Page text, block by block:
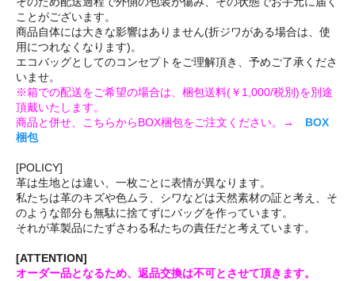
ことがございます。
商品自体には大きな影響はありません(折ジワがある場合は、使
用につれなくなります)。
エコバッグとしてのコンセプトをご理解頂き、予めご了承くださ
いませ。
※箱での配送をご希望の場合は、梱包送料(￥1,000/税別)を別途
頂戴いたします。
商品と併せ、こちらからBOX梱包をご注文ください。→ BOX
梱包
[POLICY]
革は生地とは違い、一枚ごとに表情が異なります。
私たちは革のキズや色ムラ、シワなどは天然素材の証と考え、そ
のような部分も無駄に捨てずにバッグを作っています。
それが革製品にたずさわる私たちの責任だと考えています。
[ATTENTION]
オーダー品となるため、返品交換は不可とさせて頂きます。